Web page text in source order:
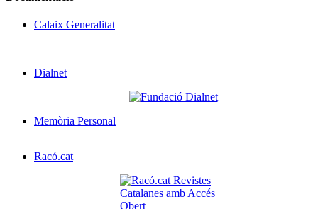
Calaix Generalitat
Dialnet
Memòria Personal
Racó.cat